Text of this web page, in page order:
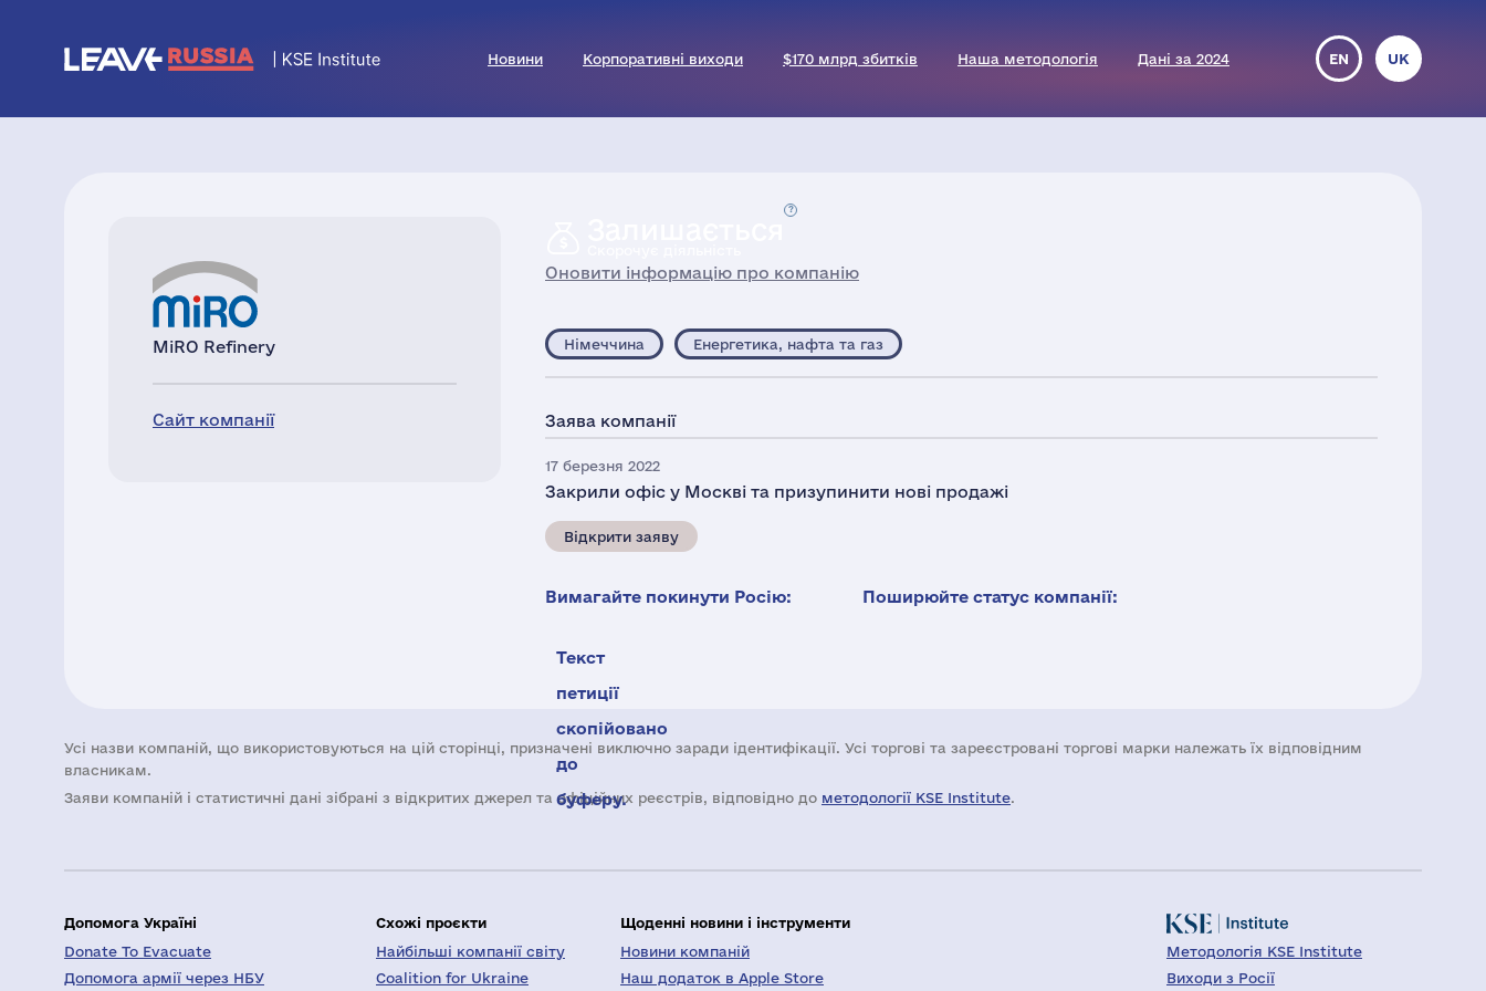
Новини Корпоративні виходи $170 млрд збитків Наша методологія Дані за 2024 EN UK
MiRO Refinery
Сайт компанії
Оновити інформацію про компанію
Німеччина Енергетика, нафта та газ
Заява компанії
17 березня 2022
Закрили офіс у Москві та призупинити нові продажі
Відкрити заяву
Вимагайте покинути Росію:
Текст
петиції
скопійовано
до
буферу.
Поширюйте статус компанії:
Усі назви компаній, що використовуються на цій сторінці, призначені виключно заради ідентифікації. Усі торгові та зареєстровані торгові марки належать їх відповідним
власникам.
Заяви компаній i статистичні дані зібрані з відкритих джерел та офіційних реєстрів, відповідно до методології KSE Institute.
Допомога Україні
Donate To Evacuate
Допомога армії через НБУ
Схожі проєкти
Найбільші компанії світу
Coalition for Ukraine
Щоденні новини і інструменти
Новини компаній
Наш додаток в Apple Store
Методологія KSE Institute
Виходи з Росії